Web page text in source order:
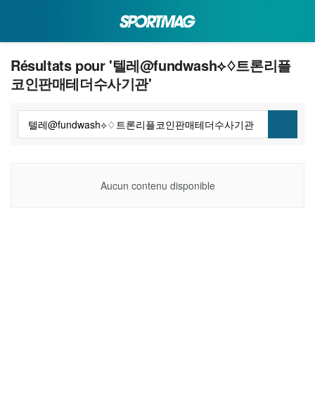
Résultats pour '텔레@fundwash⟡♢트론리플
코인판매테더수사기관'
Aucun contenu disponible